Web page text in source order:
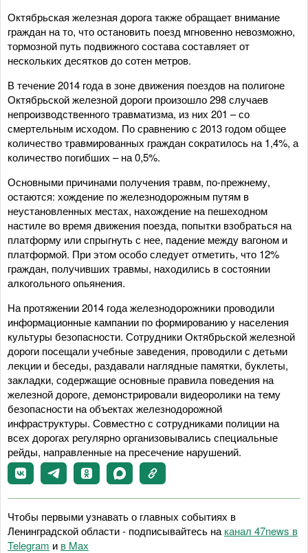
Октябрьская железная дорога также обращает внимание
граждан на то, что остановить поезд мгновенно невозможно,
тормозной путь подвижного состава составляет от
нескольких десятков до сотен метров.
В течение 2014 года в зоне движения поездов на полигоне
Октябрьской железной дороги произошло 298 случаев
непроизводственного травматизма, из них 201 – со
смертельным исходом. По сравнению с 2013 годом общее
количество травмированных граждан сократилось на 1,4%, а
количество погибших – на 0,5%.
Основными причинами получения травм, по-прежнему,
остаются: хождение по железнодорожным путям в
неустановленных местах, нахождение на пешеходном
настиле во время движения поезда, попытки взобраться на
платформу или спрыгнуть с нее, падение между вагоном и
платформой. При этом особо следует отметить, что 12%
граждан, получивших травмы, находились в состоянии
алкогольного опьянения.
На протяжении 2014 года железнодорожники проводили
информационные кампании по формированию у населения
культуры безопасности. Сотрудники Октябрьской железной
дороги посещали учебные заведения, проводили с детьми
лекции и беседы, раздавали наглядные памятки, буклеты,
закладки, содержащие основные правила поведения на
железной дороге, демонстрировали видеоролики на тему
безопасности на объектах железнодорожной
инфраструктуры. Совместно с сотрудниками полиции на
всех дорогах регулярно организовывались специальные
рейды, направленные на пресечение нарушений.
Чтобы первыми узнавать о главных событиях в
Ленинградской области - подписывайтесь на канал 47news в
Telegram и в Maх